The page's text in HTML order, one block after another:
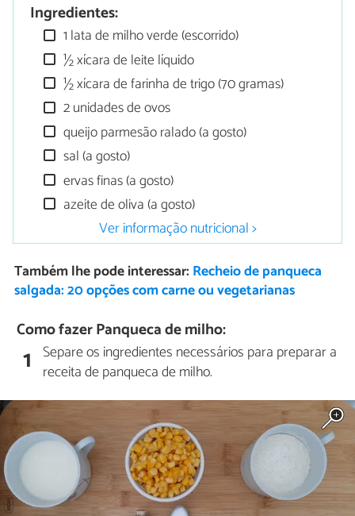
Ingredientes:
1 lata de milho verde (escorrido)
½ xícara de leite líquido
½ xícara de farinha de trigo (70 gramas)
2 unidades de ovos
queijo parmesão ralado (a gosto)
sal (a gosto)
ervas finas (a gosto)
azeite de oliva (a gosto)
Ver informação nutricional >
Também lhe pode interessar: Recheio de panqueca
salgada: 20 opções com carne ou vegetarianas
Como fazer Panqueca de milho:
1 Separe os ingredientes necessários para preparar a
receita de panqueca de milho.